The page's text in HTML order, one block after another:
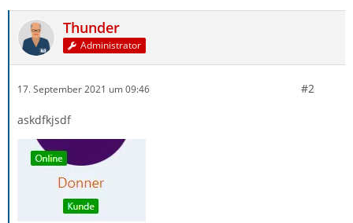
Thunder
Administrator
17. September 2021 um 09:46 #2
askdfkjsdf